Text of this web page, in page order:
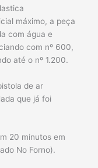
máximo, a peça
com água e
com nº 600,
até o nº 1.200.
de ar
que já foi
20 minutos em
No Forno).